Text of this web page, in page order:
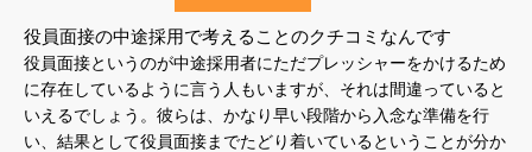
役員面接の中途採用で考えることのクチコミなんです
役員面接というのが中途採用者にただプレッシャーをかけるため
に存在しているように言う人もいますが、それは間違っていると
いえるでしょう。彼らは、かなり早い段階から入念な準備を行
い、結果として役員面接までたどり着いているということが分か